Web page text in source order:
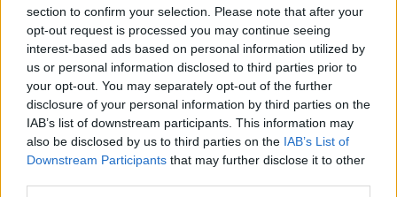
section to confirm your selection. Please note that after your
opt-out request is processed you may continue seeing
interest-based ads based on personal information utilized by
us or personal information disclosed to third parties prior to
your opt-out. You may separately opt-out of the further
disclosure of your personal information by third parties on the
IAB’s list of downstream participants. This information may
also be disclosed by us to third parties on the IAB’s List of
Downstream Participants that may further disclose it to other
ΔΕΙΤΕ ΕΠΙΣΗΣ
ΣΤΗΝ ΙΔΙΑ ΚΑΤΗΓΟΡΙΑ
Έξαλλη Ιουλία Καλλιμάνη
πλήρωσε με το ίδιο νόμισμα
θαμώνα: «Εσένα σου αρέσει